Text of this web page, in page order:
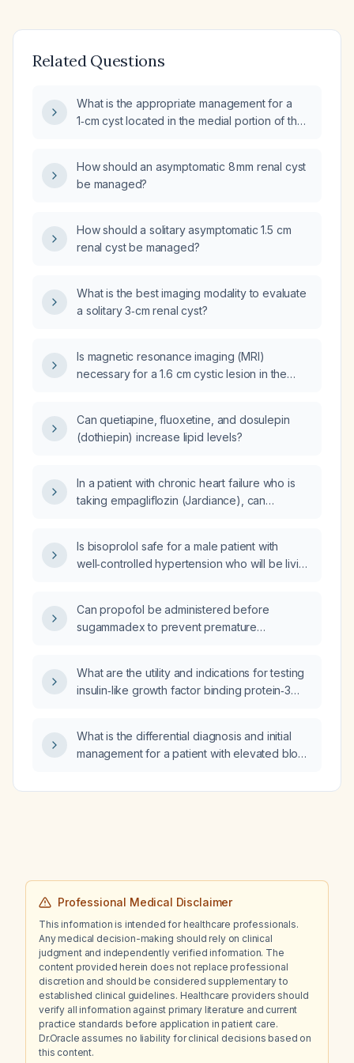
Related Questions
What is the appropriate management for a
1‑cm cyst located in the medial portion of the
How should an asymptomatic 8 mm renal cyst
be managed?
How should a solitary asymptomatic 1.5 cm
renal cyst be managed?
What is the best imaging modality to evaluate
a solitary 3‑cm renal cyst?
Is magnetic resonance imaging (MRI)
necessary for a 1.6 cm cystic lesion in the
Can quetiapine, fluoxetine, and dosulepin
(dothiepin) increase lipid levels?
In a patient with chronic heart failure who is
taking empagliflozin (Jardiance), can
heart failure?
Is bisoprolol safe for a male patient with
well‑controlled hypertension who will be living
Can propofol be administered before
sugammadex to prevent premature
What are the utility and indications for testing
insulin‑like growth factor binding protein‑3
What is the differential diagnosis and initial
management for a patient with elevated blood
accompanied by hyponatremia?
Professional Medical Disclaimer
This information is intended for healthcare professionals.
Any medical decision-making should rely on clinical
judgment and independently verified information. The
content provided herein does not replace professional
discretion and should be considered supplementary to
established clinical guidelines. Healthcare providers should
verify all information against primary literature and current
practice standards before application in patient care.
Dr.Oracle assumes no liability for clinical decisions based on
this content.